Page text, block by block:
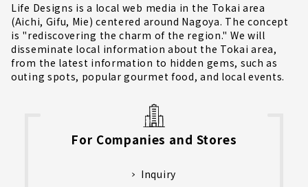
Life Designs is a local web media in the Tokai area
(Aichi, Gifu, Mie) centered around Nagoya. The concept
is "rediscovering the charm of the region." We will
disseminate local information about the Tokai area,
from the latest information to hidden gems, such as
outing spots, popular gourmet food, and local events.
For Companies and Stores
Inquiry